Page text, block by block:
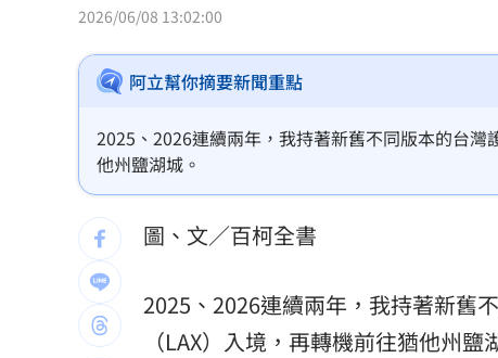
薔薔父親節曬富爸 白髮赤腳造型意外爆紅
國壽連10年承作學保 這天開放網路投保
原本很討厭小S 家長曝「1舉動」改觀
齊豫被調侃躲歌王！本人高EQ回應奪亞軍
洛杉磯空廚爆食安危機 主管逼洗蛆蟲餐
2026/06/08 13:02:00
阿立幫你摘要新聞重點
2025、2026連續兩年，我持著新舊不同版本的台
他州鹽湖城。
圖、文／百柯全書
2025、2026連續兩年，我持著新舊
（LAX）入境，再轉機前往猶他州鹽